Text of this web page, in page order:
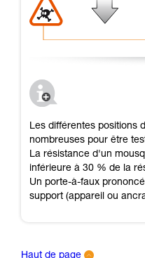
Les différentes positions
nombreuses pour être
La résistance d'un
inférieure à 30 % de la
Un porte-à-faux
support (appareil ou
Haut de page